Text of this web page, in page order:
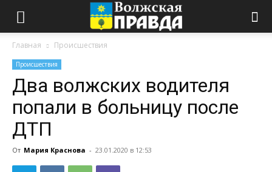
Главная Происшествия
Происшествия
Два волжских водителя
попали в больницу после
ДТП
От Мария Краснова - 23.01.2020 в 12:53